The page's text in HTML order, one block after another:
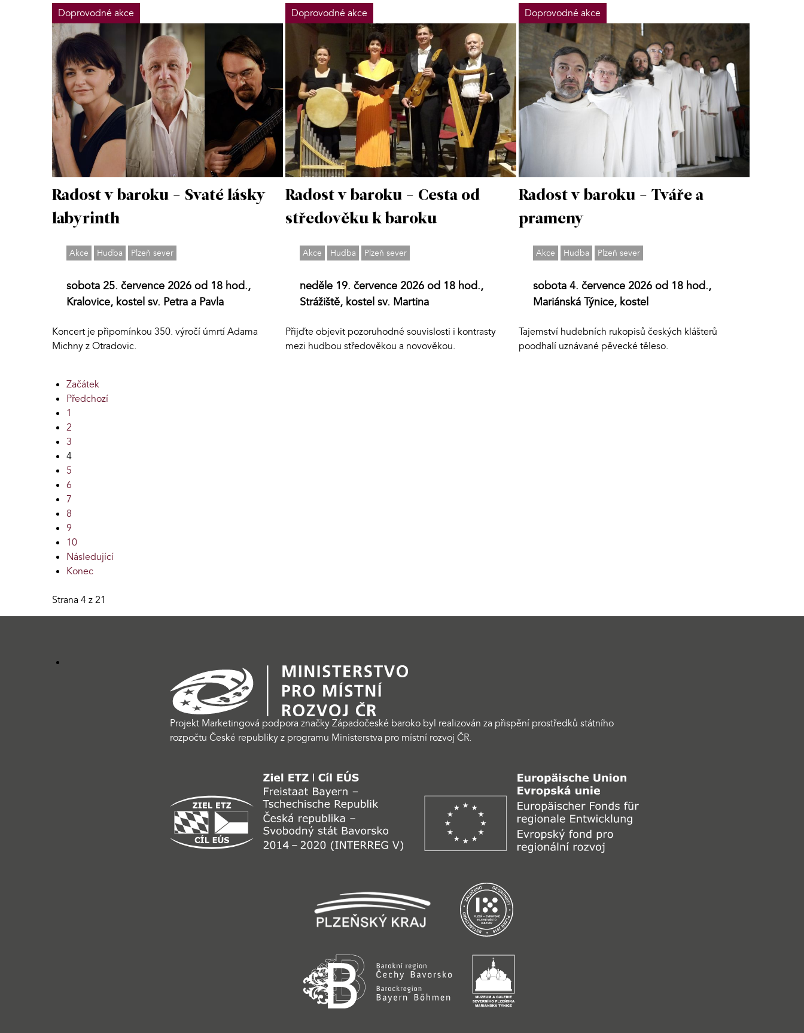
Doprovodné akce
Radost v baroku - Svaté lásky
labyrinth
Akce Hudba Plzeň sever
sobota 25. července 2026 od 18 hod.,
Kralovice, kostel sv. Petra a Pavla
Koncert je připomínkou 350. výročí úmrtí Adama
Michny z Otradovic.
Doprovodné akce
Radost v baroku - Cesta od
středověku k baroku
Akce Hudba Plzeň sever
neděle 19. července 2026 od 18 hod.,
Strážiště, kostel sv. Martina
Přijďte objevit pozoruhodné souvislosti i kontrasty
mezi hudbou středověkou a novověkou.
Doprovodné akce
Radost v baroku - Tváře a
prameny
Akce Hudba Plzeň sever
sobota 4. července 2026 od 18 hod.,
Mariánská Týnice, kostel
Tajemství hudebních rukopisů českých klášterů
poodhalí uznávané pěvecké těleso.
Začátek
Předchozí
1
2
3
4
5
6
7
8
9
10
Následující
Konec
Strana 4 z 21
Projekt Marketingová podpora značky Západočeské baroko byl realizován za přispění prostředků státního
rozpočtu České republiky z programu Ministerstva pro místní rozvoj ČR.